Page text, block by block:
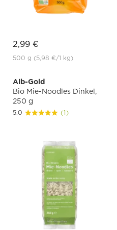
2,99 €
500 g (5,98 €/1 kg)
Alb-Gold
Bio Mie-Noodles Dinkel,
250 g
5.0 (1)